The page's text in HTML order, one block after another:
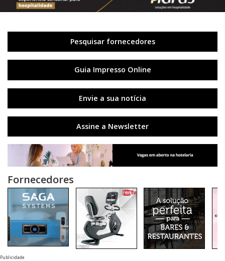
Pesquisar fornecedores
Guia Impresso Online
Envie a sua notícia
Assine a Newsletter
Fornecedores
Publicidade